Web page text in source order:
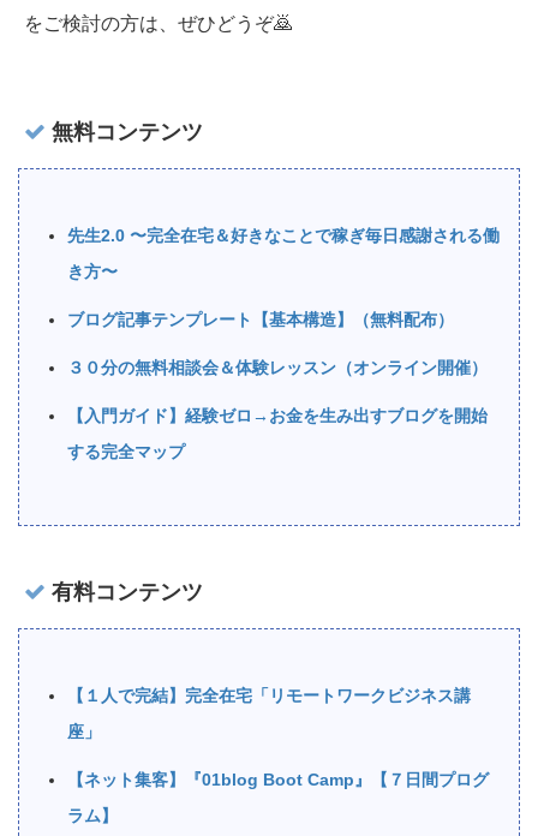
をご検討の方は、ぜひどうぞ🙇‍
無料コンテンツ
先生2.0 〜完全在宅＆好きなことで稼ぎ毎日感謝される働
き方〜
ブログ記事テンプレート【基本構造】（無料配布）
３０分の無料相談会＆体験レッスン（オンライン開催）
【入門ガイド】経験ゼロ→お金を生み出すブログを開始
する完全マップ
有料コンテンツ
【１人で完結】完全在宅「リモートワークビジネス講
座」
【ネット集客】『01blog Boot Camp』【７日間プログ
ラム】